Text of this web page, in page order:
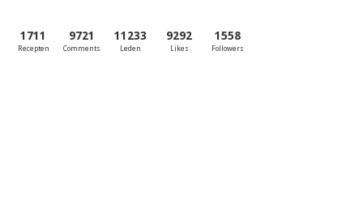
1711
Recepten
9721
Comments
11233
Leden
9292
Likes
1558
Followers